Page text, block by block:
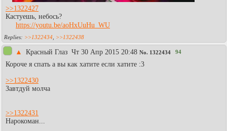
>>1322427
Кастуешь, небось?
https://youtu.be/aoHxUuHu_WU
>>1322434 >>1322438
▲ Красный Глаз Чт 30 Апр 2015 20:48 No. 1322434 94
Короче я спать а вы как хатите если хатите :3
>>1322430
Завтдуй молча
>>1322431
Нарокоман...